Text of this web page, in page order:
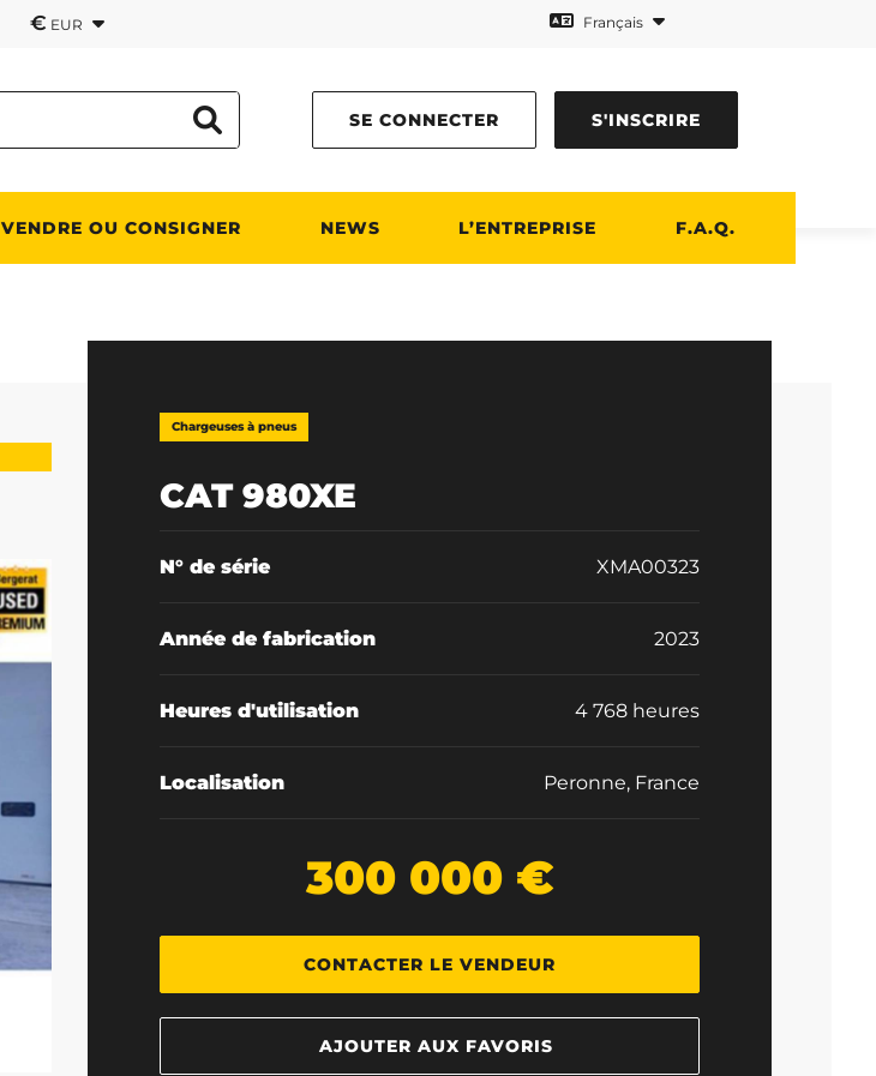
€ EUR Français
SE CONNECTER S'INSCRIRE
VENDRE OU CONSIGNER NEWS L’ENTREPRISE F.A.Q.
Chargeuses à pneus
CAT 980XE
N° de série XMA00323
Année de fabrication 2023
Heures d'utilisation 4 768 heures
Localisation Peronne, France
300 000 €
CONTACTER LE VENDEUR
AJOUTER AUX FAVORIS